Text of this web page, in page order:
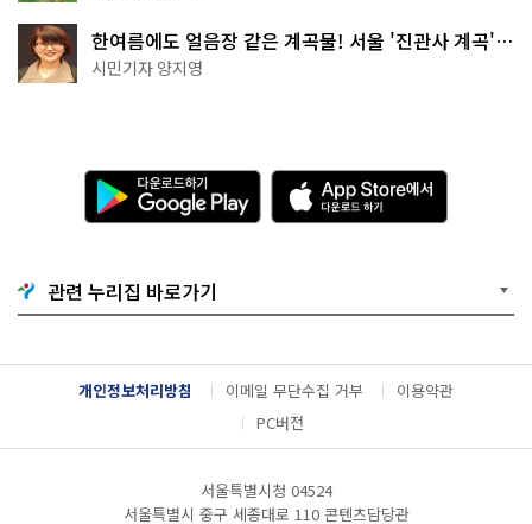
한여름에도 얼음장 같은 계곡물! 서울 '진관사 계곡'이
천국이네~
시민기자 양지영
다
운
로
기
G
o
g
l
e
A
p
p
e
서
다
운
관련 누리집 바로가기
개인정보처리방침 이메일 무단수집 거부
이용약관
PC버전
서울특별시청 04524
서울특별시 중구 세종대로 110 콘텐츠담당관